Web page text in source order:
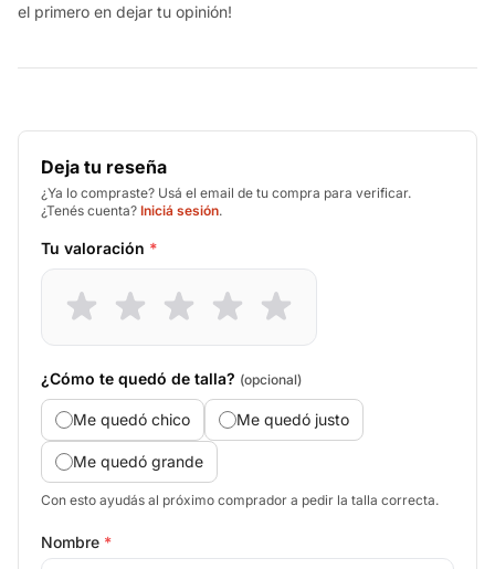
el primero en dejar tu opinión!
Deja tu reseña
¿Ya lo compraste? Usá el email de tu compra para verificar.
¿Tenés cuenta? Iniciá sesión.
Tu valoración *
¿Cómo te quedó de talla? (opcional)
Me quedó chico Me quedó justo
Me quedó grande
Con esto ayudás al próximo comprador a pedir la talla correcta.
Nombre *